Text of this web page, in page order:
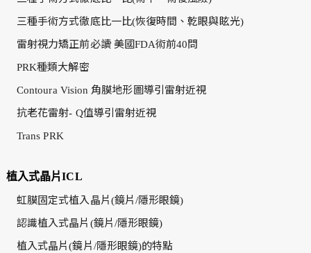
三種手術方式徹底比一比(恢復時間、乾眼與眩光)
雷射視力矯正前必讀 美國FDA術前40問
PRK種類大解密
Contoura Vision 角膜地形圖導引雷射近視
抗老花雷射- Q值導引雷射近視
Trans PRK
植入式晶片ICL
虹膜固定式植入晶片(鏡片/隱形眼鏡)
認識植入式晶片(鏡片/隱形眼鏡)
植入式晶片(鏡片/隱形眼鏡)的特點